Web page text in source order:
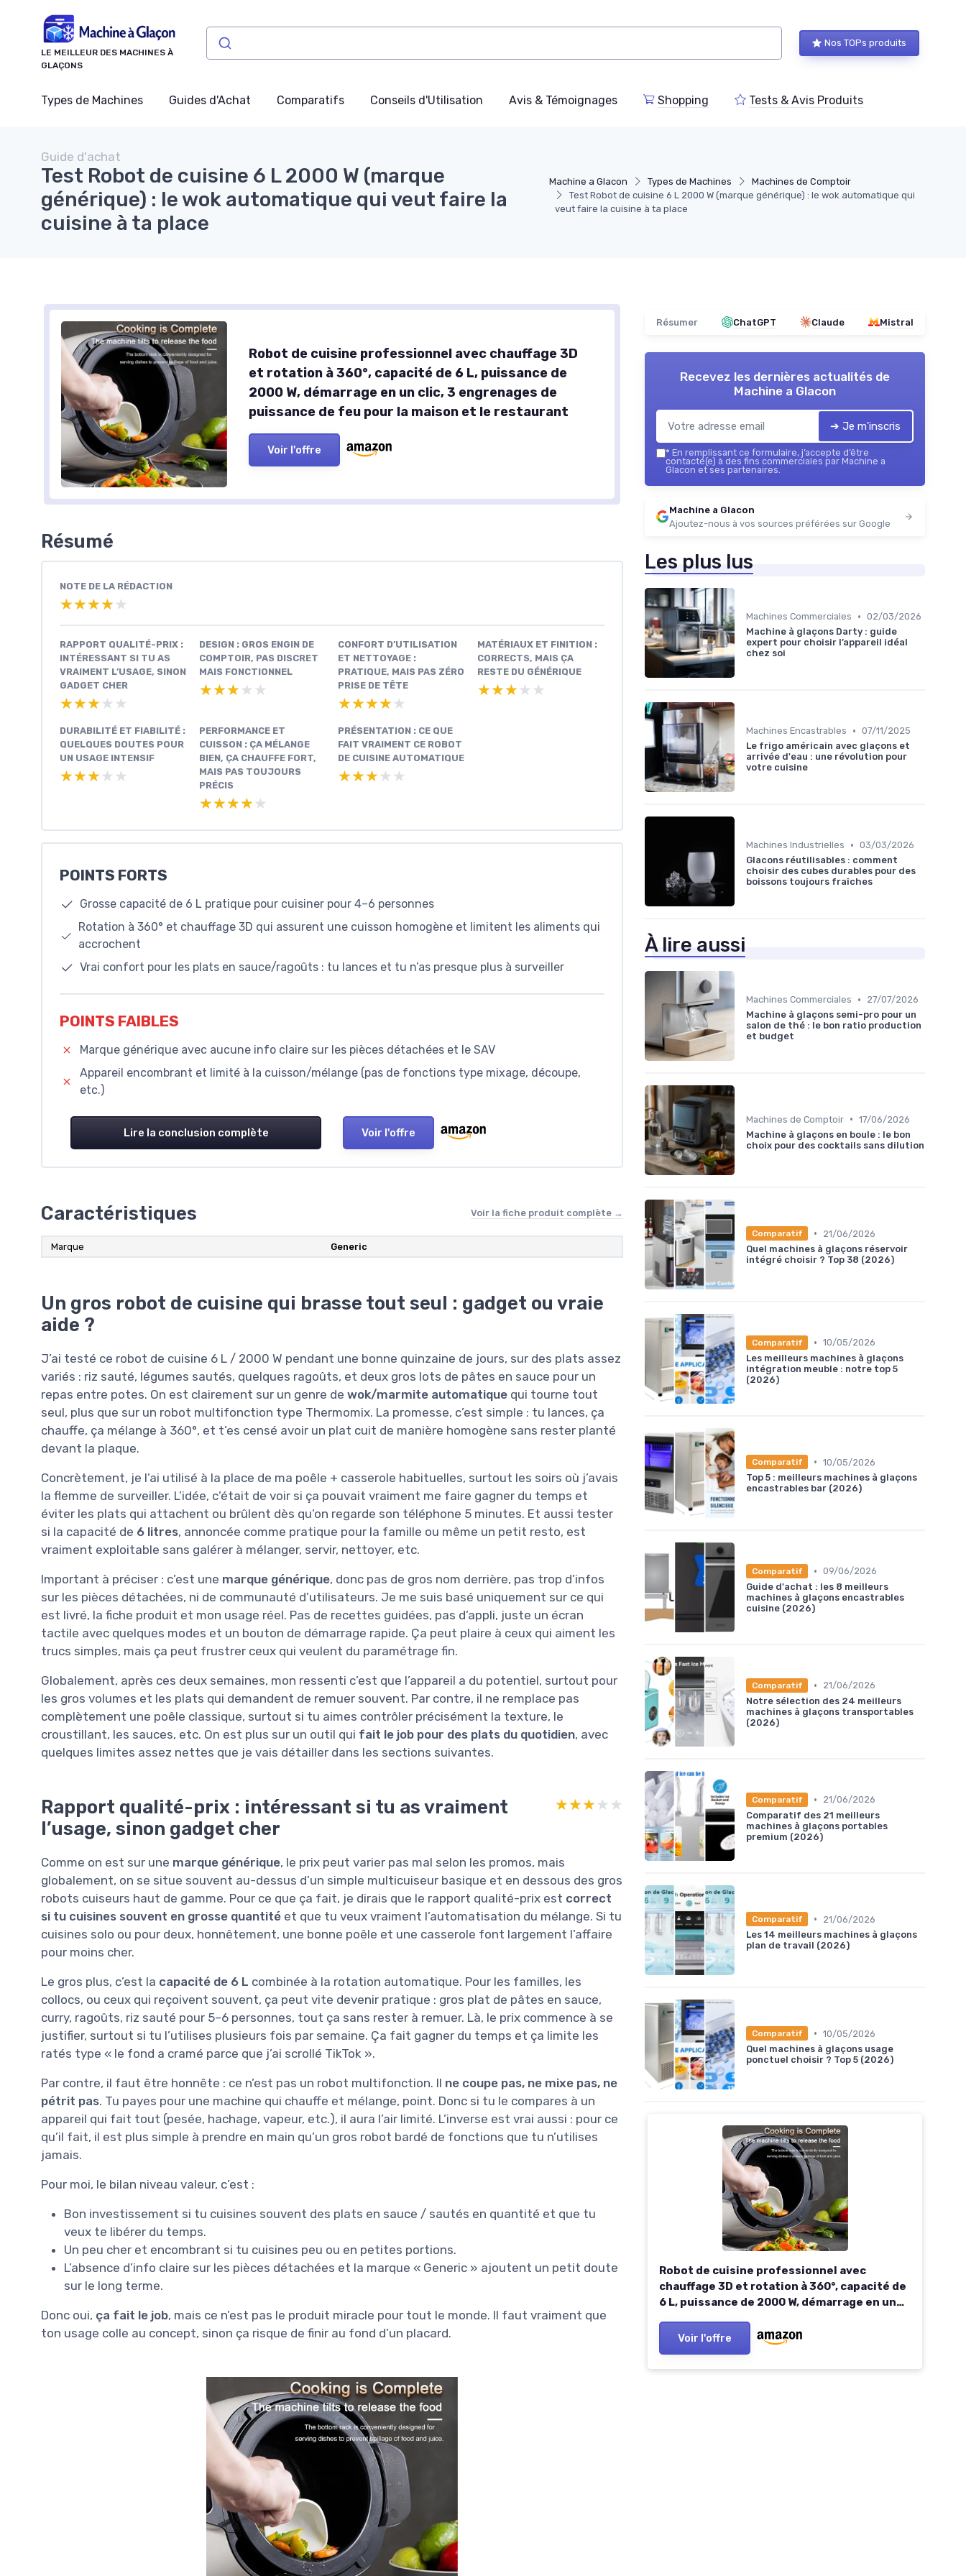
LE MEILLEUR DES MACHINES À
GLAÇONS
Nos TOPs produits
Types de Machines Guides d'Achat Comparatifs Conseils d'Utilisation Avis & Témoignages Shopping Tests & Avis Produits
Machine a Glacon Types de Machines
Machines de Comptoir
Test Robot de cuisine 6 L 2000 W (marque générique) : le wok automatique qui
veut faire la cuisine à ta place
Guide d'achat
Test Robot de cuisine 6 L 2000 W (marque
générique) : le wok automatique qui veut faire la
cuisine à ta place
Robot de cuisine professionnel avec chauffage 3D
et rotation à 360°, capacité de 6 L, puissance de
2000 W, démarrage en un clic, 3 engrenages de
puissance de feu pour la maison et le restaurant
Voir l'offre
Résumé
NOTE DE LA RÉDACTION
★★★★★
★★★★★
RAPPORT QUALITÉ-PRIX :
INTÉRESSANT SI TU AS
VRAIMENT L’USAGE, SINON
GADGET CHER
★★★★★
★★★★★
DESIGN : GROS ENGIN DE
COMPTOIR, PAS DISCRET
MAIS FONCTIONNEL
★★★★★
★★★★★
CONFORT D’UTILISATION
ET NETTOYAGE :
PRATIQUE, MAIS PAS ZÉRO
PRISE DE TÊTE
★★★★★
★★★★★
MATÉRIAUX ET FINITION :
CORRECTS, MAIS ÇA
RESTE DU GÉNÉRIQUE
★★★★★
★★★★★
DURABILITÉ ET FIABILITÉ :
QUELQUES DOUTES POUR
UN USAGE INTENSIF
★★★★★
★★★★★
PERFORMANCE ET
CUISSON : ÇA MÉLANGE
BIEN, ÇA CHAUFFE FORT,
MAIS PAS TOUJOURS
PRÉCIS
★★★★★
★★★★★
PRÉSENTATION : CE QUE
FAIT VRAIMENT CE ROBOT
DE CUISINE AUTOMATIQUE
★★★★★
★★★★★
POINTS FORTS
Grosse capacité de 6 L pratique pour cuisiner pour 4–6 personnes
Rotation à 360° et chauffage 3D qui assurent une cuisson homogène et limitent les aliments qui
accrochent
Vrai confort pour les plats en sauce/ragoûts : tu lances et tu n’as presque plus à surveiller
POINTS FAIBLES
Marque générique avec aucune info claire sur les pièces détachées et le SAV
Appareil encombrant et limité à la cuisson/mélange (pas de fonctions type mixage, découpe,
etc.)
Lire la conclusion complète Voir l'offre
Caractéristiques Voir la fiche produit complète →
Marque ‎Generic
Un gros robot de cuisine qui brasse tout seul : gadget ou vraie
aide ?
J’ai testé ce robot de cuisine 6 L / 2000 W pendant une bonne quinzaine de jours, sur des plats assez
variés : riz sauté, légumes sautés, quelques ragoûts, et deux gros lots de pâtes en sauce pour un
repas entre potes. On est clairement sur un genre de wok/marmite automatique qui tourne tout
seul, plus que sur un robot multifonction type Thermomix. La promesse, c’est simple : tu lances, ça
chauffe, ça mélange à 360°, et t’es censé avoir un plat cuit de manière homogène sans rester planté
devant la plaque.
Concrètement, je l’ai utilisé à la place de ma poêle + casserole habituelles, surtout les soirs où j’avais
la flemme de surveiller. L’idée, c’était de voir si ça pouvait vraiment me faire gagner du temps et
éviter les plats qui attachent ou brûlent dès qu’on regarde son téléphone 5 minutes. Et aussi tester
si la capacité de 6 litres, annoncée comme pratique pour la famille ou même un petit resto, est
vraiment exploitable sans galérer à mélanger, servir, nettoyer, etc.
Important à préciser : c’est une marque générique, donc pas de gros nom derrière, pas trop d’infos
sur les pièces détachées, ni de communauté d’utilisateurs. Je me suis basé uniquement sur ce qui
est livré, la fiche produit et mon usage réel. Pas de recettes guidées, pas d’appli, juste un écran
tactile avec quelques modes et un bouton de démarrage rapide. Ça peut plaire à ceux qui aiment les
trucs simples, mais ça peut frustrer ceux qui veulent du paramétrage fin.
Globalement, après ces deux semaines, mon ressenti c’est que l’appareil a du potentiel, surtout pour
les gros volumes et les plats qui demandent de remuer souvent. Par contre, il ne remplace pas
complètement une poêle classique, surtout si tu aimes contrôler précisément la texture, le
croustillant, les sauces, etc. On est plus sur un outil qui fait le job pour des plats du quotidien, avec
quelques limites assez nettes que je vais détailler dans les sections suivantes.
Rapport qualité-prix : intéressant si tu as vraiment
l’usage, sinon gadget cher
★★★★★
★★★★★
Comme on est sur une marque générique, le prix peut varier pas mal selon les promos, mais
globalement, on se situe souvent au-dessus d’un simple multicuiseur basique et en dessous des gros
robots cuiseurs haut de gamme. Pour ce que ça fait, je dirais que le rapport qualité-prix est correct
si tu cuisines souvent en grosse quantité et que tu veux vraiment l’automatisation du mélange. Si tu
cuisines solo ou pour deux, honnêtement, une bonne poêle et une casserole font largement l’affaire
pour moins cher.
Le gros plus, c’est la capacité de 6 L combinée à la rotation automatique. Pour les familles, les
collocs, ou ceux qui reçoivent souvent, ça peut vite devenir pratique : gros plat de pâtes en sauce,
curry, ragoûts, riz sauté pour 5–6 personnes, tout ça sans rester à remuer. Là, le prix commence à se
justifier, surtout si tu l’utilises plusieurs fois par semaine. Ça fait gagner du temps et ça limite les
ratés type « le fond a cramé parce que j’ai scrollé TikTok ».
Par contre, il faut être honnête : ce n’est pas un robot multifonction. Il ne coupe pas, ne mixe pas, ne
pétrit pas. Tu payes pour une machine qui chauffe et mélange, point. Donc si tu le compares à un
appareil qui fait tout (pesée, hachage, vapeur, etc.), il aura l’air limité. L’inverse est vrai aussi : pour ce
qu’il fait, il est plus simple à prendre en main qu’un gros robot bardé de fonctions que tu n’utilises
jamais.
Pour moi, le bilan niveau valeur, c’est :
Bon investissement si tu cuisines souvent des plats en sauce / sautés en quantité et que tu
veux te libérer du temps.
Un peu cher et encombrant si tu cuisines peu ou en petites portions.
L’absence d’info claire sur les pièces détachées et la marque « Generic » ajoutent un petit doute
sur le long terme.
Donc oui, ça fait le job, mais ce n’est pas le produit miracle pour tout le monde. Il faut vraiment que
ton usage colle au concept, sinon ça risque de finir au fond d’un placard.
Résumer ChatGPT Claude Mistral
Recevez les dernières actualités de
Machine a Glacon
➔ Je m'inscris
* En remplissant ce formulaire, j’accepte d’être
contacté(e) à des fins commerciales par Machine a
Glacon et ses partenaires.
Machine a Glacon
Ajoutez-nous à vos sources préférées sur Google
Les plus lus
Machines Commerciales • 02/03/2026
Machine à glaçons Darty : guide
expert pour choisir l’appareil idéal
chez soi
Machines Encastrables • 07/11/2025
Le frigo américain avec glaçons et
arrivée d'eau : une révolution pour
votre cuisine
Machines Industrielles • 03/03/2026
Glacons réutilisables : comment
choisir des cubes durables pour des
boissons toujours fraîches
À lire aussi
Machines Commerciales •
27/07/2026
Machine à glaçons semi-pro pour un
salon de thé : le bon ratio production
et budget
Machines de Comptoir • 17/06/2026
Machine à glaçons en boule : le bon
choix pour des cocktails sans dilution
Comparatif •
21/06/2026
Quel machines à glaçons réservoir
intégré choisir ? Top 38 (2026)
Comparatif • 10/05/2026
Les meilleurs machines à glaçons
intégration meuble : notre top 5
(2026)
Comparatif • 10/05/2026
Top 5 : meilleurs machines à glaçons
encastrables bar (2026)
Comparatif • 09/06/2026
Guide d'achat : les 8 meilleurs
machines à glaçons encastrables
cuisine (2026)
Comparatif •
21/06/2026
Notre sélection des 24 meilleurs
machines à glaçons transportables
(2026)
Comparatif •
21/06/2026
Comparatif des 21 meilleurs
machines à glaçons portables
premium (2026)
Comparatif •
21/06/2026
Les 14 meilleurs machines à glaçons
plan de travail (2026)
Comparatif • 10/05/2026
Quel machines à glaçons usage
ponctuel choisir ? Top 5 (2026)
Robot de cuisine professionnel avec
chauffage 3D et rotation à 360°, capacité de
6 L, puissance de 2000 W, démarrage en un
la maison et le restaurant
Voir l'offre